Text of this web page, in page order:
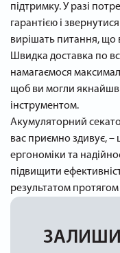
підтримку. У разі
гарантією і
вирішать питання, що
Швидка доставка по
намагаємося
щоб ви могли
інструментом.
Акумуляторний
вас приємно здивує, –
ергономіки та
підвищити
результатом